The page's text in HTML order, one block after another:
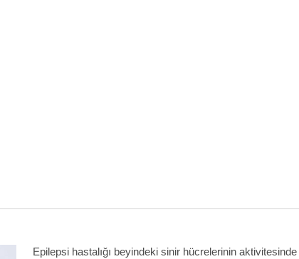
Epilepsi hastalığı beyindeki sinir hücrelerinin